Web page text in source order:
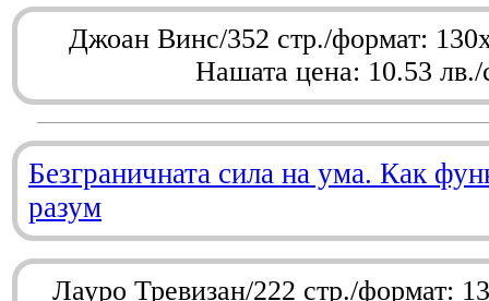
Джоан Винс/352 стр./формат:
Нашата цена: 10.53 лв./
Безграничната сила на ума. Как
разум
Лауро Тревизан/222 стр./формат: